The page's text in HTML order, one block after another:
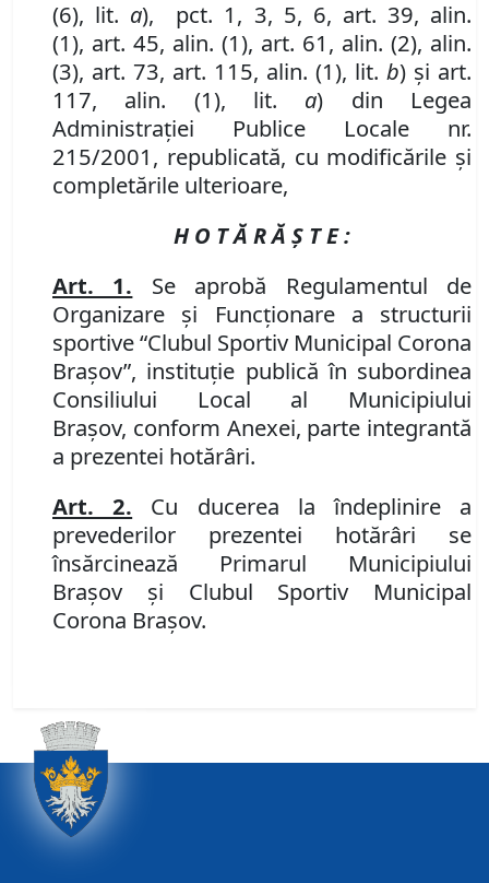
(6), lit. a), pct. 1, 3, 5, 6, art. 39, alin.
(1), art. 45, alin. (1), art. 61, alin. (2), alin.
(3), art. 73, art. 115, alin. (1), lit. b) şi art.
117, alin. (1), lit. a) din Legea
Administraţiei Publice Locale nr.
215/2001, republicată, cu modificările și
completările ulterioare,
H O T Ă R Ă Ş T E :
Art. 1. Se aprobă Regulamentul de
Organizare şi Funcţionare a structurii
sportive “Clubul Sportiv Municipal Corona
Braşov”, instituţie publică în subordinea
Consiliului Local al Municipiului
Braşov, conform Anexei, parte integrantă
a prezentei hotărâri.
Art. 2. Cu ducerea la îndeplinire a
prevederilor prezentei hotărâri se
însărcinează Primarul Municipiului
Braşov şi Clubul Sportiv Municipal
Corona Braşov.